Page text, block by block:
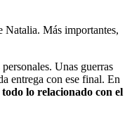
Natalia. Más importantes,
Unas guerras
entrega con ese final. En
lo relacionado con el